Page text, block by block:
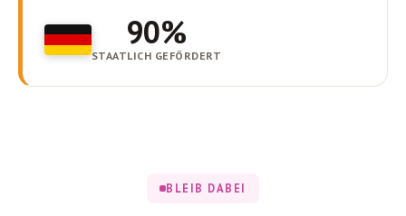
90%
STAATLICH GEFÖRDERT
BLEIB DABEI